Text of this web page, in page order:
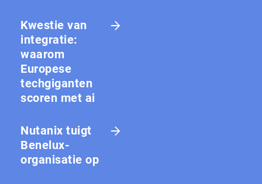
Kwestie van
integratie:
waarom
Europese
techgiganten
scoren met ai
Nutanix tuigt
Benelux-
organisatie op